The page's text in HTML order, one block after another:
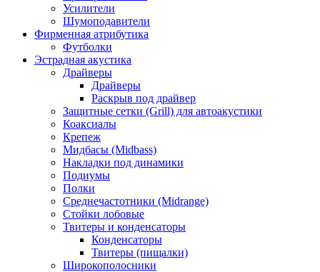
Усилители
Шумоподавители
Фирменная атрибутика
Футболки
Эстрадная акустика
Драйверы
Драйверы
Раскрыв под драйвер
Защитные сетки (Grill) для автоакустики
Коаксиалы
Крепеж
Мидбасы (Midbass)
Накладки под динамики
Подиумы
Полки
Среднечастотники (Midrange)
Стойки лобовые
Твитеры и конденсаторы
Конденсаторы
Твитеры (пищалки)
Широкополосники